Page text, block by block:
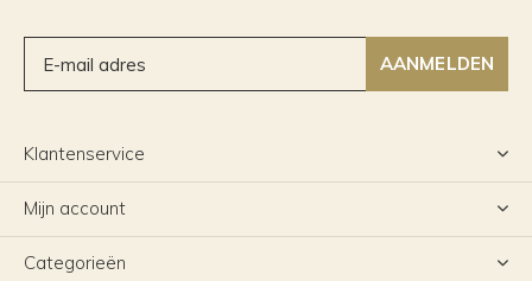
AANMELDEN
Klantenservice
Mijn account
Categorieën